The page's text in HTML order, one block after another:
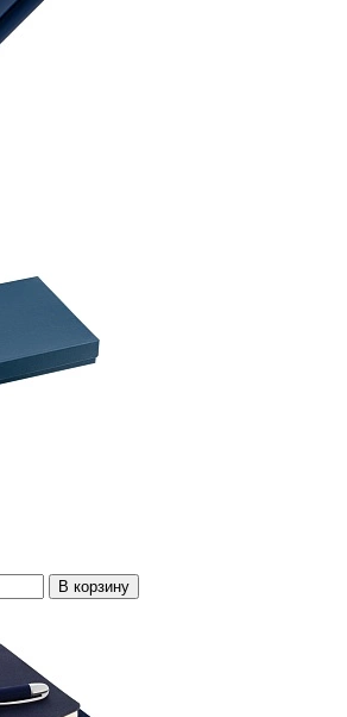
В корзину